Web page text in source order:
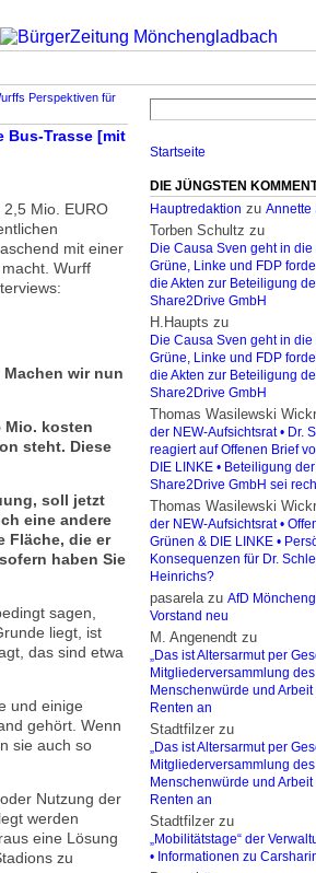
Perspektiven für
Bus-Trasse [mit
2,5 Mio. EURO
mit einer
Wurff
wir nun
Mio. kosten
steht. Diese
soll jetzt
eine andere
Fläche, die er
haben Sie
sagen,
liegt, ist
das sind etwa
und einige
gehört. Wenn
sie auch so
Nutzung der
werden
eine Lösung
zu
Startseite
DIE JÜNGSTEN
Hauptredaktion zu Annette
Torben Schultz zu
Die Causa Sven geht in
Grüne, Linke und FDP
die Akten zur Beteiligung
Share2Drive GmbH
H.Haupts zu
Die Causa Sven geht in
Grüne, Linke und FDP
die Akten zur Beteiligung
Share2Drive GmbH
Thomas Wasilewski
der NEW-Aufsichtsrat • Dr.
reagiert auf Offenen Brief
DIE LINKE • Beteiligung
Share2Drive GmbH sei
Thomas Wasilewski
der NEW-Aufsichtsrat •
Grünen & DIE LINKE •
Konsequenzen für Dr.
Heinrichs?
pasarelazu AfD
Vorstand neu
M. Angenendt zu
„Das ist Altersarmut per
Mitgliederversammlung
Menschenwürde und
Renten an
Stadtfilzer zu
„Das ist Altersarmut per
Mitgliederversammlung
Menschenwürde und
Renten an
Stadtfilzer zu
„Mobilitätstage“ der
• Informationen zu